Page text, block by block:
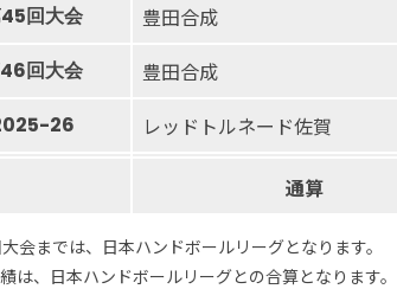
回大会
豊田合成
回大会
豊田合成
26
レッドトルネード佐賀
通算
会までは、日本ハンドボールリーグとなります。
は、日本ハンドボールリーグとの合算となります。